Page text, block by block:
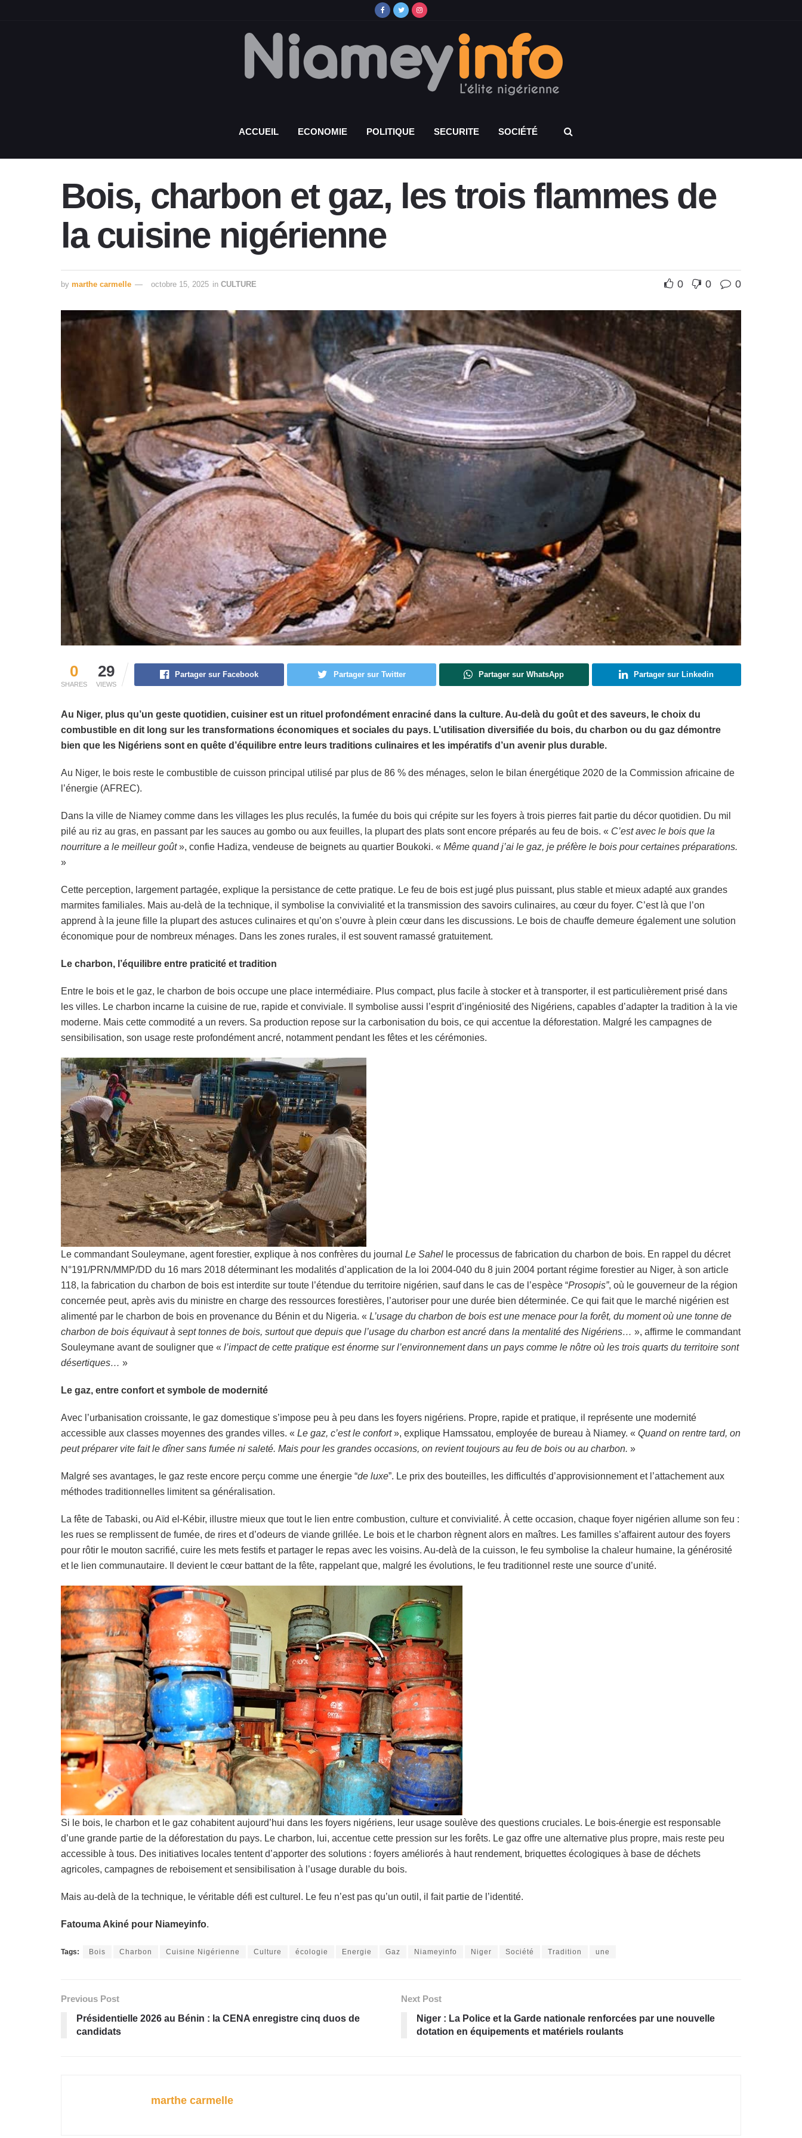
ACCUEIL ECONOMIE POLITIQUE SECURITE SOCIÉTÉ
Bois, charbon et gaz, les trois flammes de
la cuisine nigérienne
by marthe carmelle octobre 15, 2025 in CULTURE 0 0 0
0
SHARES
29
VIEWS
Partager sur Facebook Partager sur Twitter Partager sur WhatsApp Partager sur Linkedin
Au Niger, plus qu’un geste quotidien, cuisiner est un rituel profondément enraciné dans la culture. Au-delà du goût et des saveurs, le choix du
combustible en dit long sur les transformations économiques et sociales du pays. L’utilisation diversifiée du bois, du charbon ou du gaz démontre
bien que les Nigériens sont en quête d’équilibre entre leurs traditions culinaires et les impératifs d’un avenir plus durable.
Au Niger, le bois reste le combustible de cuisson principal utilisé par plus de 86 % des ménages, selon le bilan énergétique 2020 de la Commission africaine de
l’énergie (AFREC).
Dans la ville de Niamey comme dans les villages les plus reculés, la fumée du bois qui crépite sur les foyers à trois pierres fait partie du décor quotidien. Du mil
pilé au riz au gras, en passant par les sauces au gombo ou aux feuilles, la plupart des plats sont encore préparés au feu de bois. « C’est avec le bois que la
nourriture a le meilleur goût», confie Hadiza, vendeuse de beignets au quartier Boukoki. « Même quand j’ai le gaz, je préfère le bois pour certaines préparations.
»
Cette perception, largement partagée, explique la persistance de cette pratique. Le feu de bois est jugé plus puissant, plus stable et mieux adapté aux grandes
marmites familiales. Mais au-delà de la technique, il symbolise la convivialité et la transmission des savoirs culinaires, au cœur du foyer. C’est là que l’on
apprend à la jeune fille la plupart des astuces culinaires et qu’on s’ouvre à plein cœur dans les discussions. Le bois de chauffe demeure également une solution
économique pour de nombreux ménages. Dans les zones rurales, il est souvent ramassé gratuitement.
Le charbon, l’équilibre entre praticité et tradition
Entre le bois et le gaz, le charbon de bois occupe une place intermédiaire. Plus compact, plus facile à stocker et à transporter, il est particulièrement prisé dans
les villes. Le charbon incarne la cuisine de rue, rapide et conviviale. Il symbolise aussi l’esprit d’ingéniosité des Nigériens, capables d’adapter la tradition à la vie
moderne. Mais cette commodité a un revers. Sa production repose sur la carbonisation du bois, ce qui accentue la déforestation. Malgré les campagnes de
sensibilisation, son usage reste profondément ancré, notamment pendant les fêtes et les cérémonies.
Le commandant Souleymane, agent forestier, explique à nos confrères du journal Le Sahel le processus de fabrication du charbon de bois. En rappel du décret
N°191/PRN/MMP/DD du 16 mars 2018 déterminant les modalités d’application de la loi 2004-040 du 8 juin 2004 portant régime forestier au Niger, à son article
118, la fabrication du charbon de bois est interdite sur toute l’étendue du territoire nigérien, sauf dans le cas de l’espèce “Prosopis”, où le gouverneur de la région
concernée peut, après avis du ministre en charge des ressources forestières, l’autoriser pour une durée bien déterminée. Ce qui fait que le marché nigérien est
alimenté par le charbon de bois en provenance du Bénin et du Nigeria. « L’usage du charbon de bois est une menace pour la forêt, du moment où une tonne de
charbon de bois équivaut à sept tonnes de bois, surtout que depuis que l’usage du charbon est ancré dans la mentalité des Nigériens… », affirme le commandant
Souleymane avant de souligner que « l’impact de cette pratique est énorme sur l’environnement dans un pays comme le nôtre où les trois quarts du territoire sont
désertiques… »
Le gaz, entre confort et symbole de modernité
Avec l’urbanisation croissante, le gaz domestique s’impose peu à peu dans les foyers nigériens. Propre, rapide et pratique, il représente une modernité
accessible aux classes moyennes des grandes villes. « Le gaz, c’est le confort», explique Hamssatou, employée de bureau à Niamey. « Quand on rentre tard, on
peut préparer vite fait le dîner sans fumée ni saleté. Mais pour les grandes occasions, on revient toujours au feu de bois ou au charbon. »
Malgré ses avantages, le gaz reste encore perçu comme une énergie “de luxe”. Le prix des bouteilles, les difficultés d’approvisionnement et l’attachement aux
méthodes traditionnelles limitent sa généralisation.
La fête de Tabaski, ou Aïd el-Kébir, illustre mieux que tout le lien entre combustion, culture et convivialité. À cette occasion, chaque foyer nigérien allume son feu :
les rues se remplissent de fumée, de rires et d’odeurs de viande grillée. Le bois et le charbon règnent alors en maîtres. Les familles s’affairent autour des foyers
pour rôtir le mouton sacrifié, cuire les mets festifs et partager le repas avec les voisins. Au-delà de la cuisson, le feu symbolise la chaleur humaine, la générosité
et le lien communautaire. Il devient le cœur battant de la fête, rappelant que, malgré les évolutions, le feu traditionnel reste une source d’unité.
Si le bois, le charbon et le gaz cohabitent aujourd’hui dans les foyers nigériens, leur usage soulève des questions cruciales. Le bois-énergie est responsable
d’une grande partie de la déforestation du pays. Le charbon, lui, accentue cette pression sur les forêts. Le gaz offre une alternative plus propre, mais reste peu
accessible à tous. Des initiatives locales tentent d’apporter des solutions : foyers améliorés à haut rendement, briquettes écologiques à base de déchets
agricoles, campagnes de reboisement et sensibilisation à l’usage durable du bois.
Mais au-delà de la technique, le véritable défi est culturel. Le feu n’est pas qu’un outil, il fait partie de l’identité.
Fatouma Akiné pour Niameyinfo.
Tags: Bois Charbon Cuisine Nigérienne Culture écologie Energie Gaz Niameyinfo Niger Société Tradition une
Previous Post
Présidentielle 2026 au Bénin : la CENA enregistre cinq duos de
candidats
Next Post
Niger : La Police et la Garde nationale renforcées par une nouvelle
dotation en équipements et matériels roulants
marthe carmelle